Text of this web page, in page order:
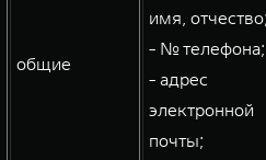
общие
имя,
- № телефона;
- адрес
электронной
почты;